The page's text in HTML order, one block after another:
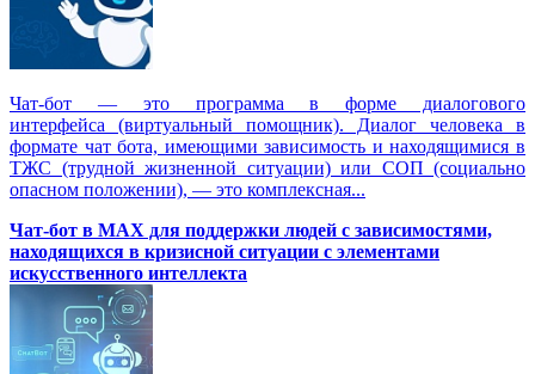
Чат-бот — это программа в форме диалогового
интерфейса (виртуальный помощник). Диалог человека в
формате чат бота, имеющими зависимость и находящимися в
ТЖС (трудной жизненной ситуации) или СОП (социально
опасном положении), — это комплексная...
Чат-бот в MAX для поддержки людей с зависимостями,
находящихся в кризисной ситуации с элементами
искусственного интеллекта